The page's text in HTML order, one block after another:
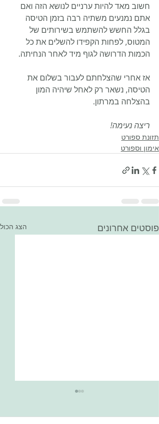
חשוב מאד להיות ערניים לנושא הזה ואם
אתם נמנעים משתיה רבה בזמן הטיסה
בגלל החשש להשתמש בשירותים של
המטוס, לפחות הקפידו להשלים את כל
הכמות הדרושה לגוף מיד לאחר הנחיתה.
אז אחרי שהצלחתם לעבור בשלום את
הטיסה, נשאר רק לאחל שיהיה המון
בהצלחה במרתון.
ריצה נעימה!
תזונת ספורט
אימון וספורט
פוסטים אחרונים הצג הכול